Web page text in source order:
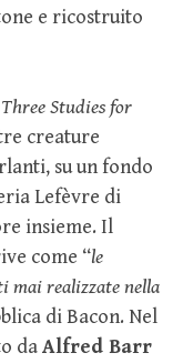
e ricostruito
Three Studies for
creature
su un fondo
Lefèvre di
insieme. Il
come “le
mai realizzate nella
di Bacon. Nel
daAlfred Barr